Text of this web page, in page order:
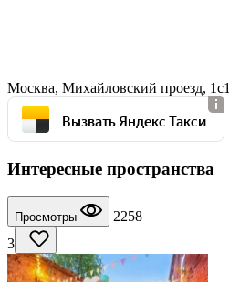
Москва, Михайловский проезд, 1с1
Вызвать Яндекс Такси
Интересные пространства
Просмотры
2258
3